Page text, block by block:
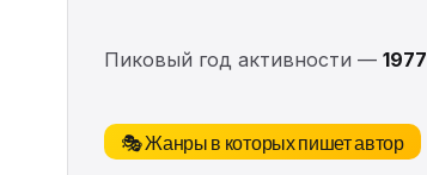
Пиковый год активности — 1977
🎭 Жанры в которых пишет автор